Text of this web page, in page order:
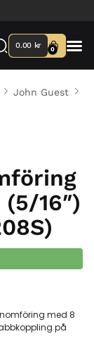
0.00 kr 0
John Guest
16″)
med 8
på